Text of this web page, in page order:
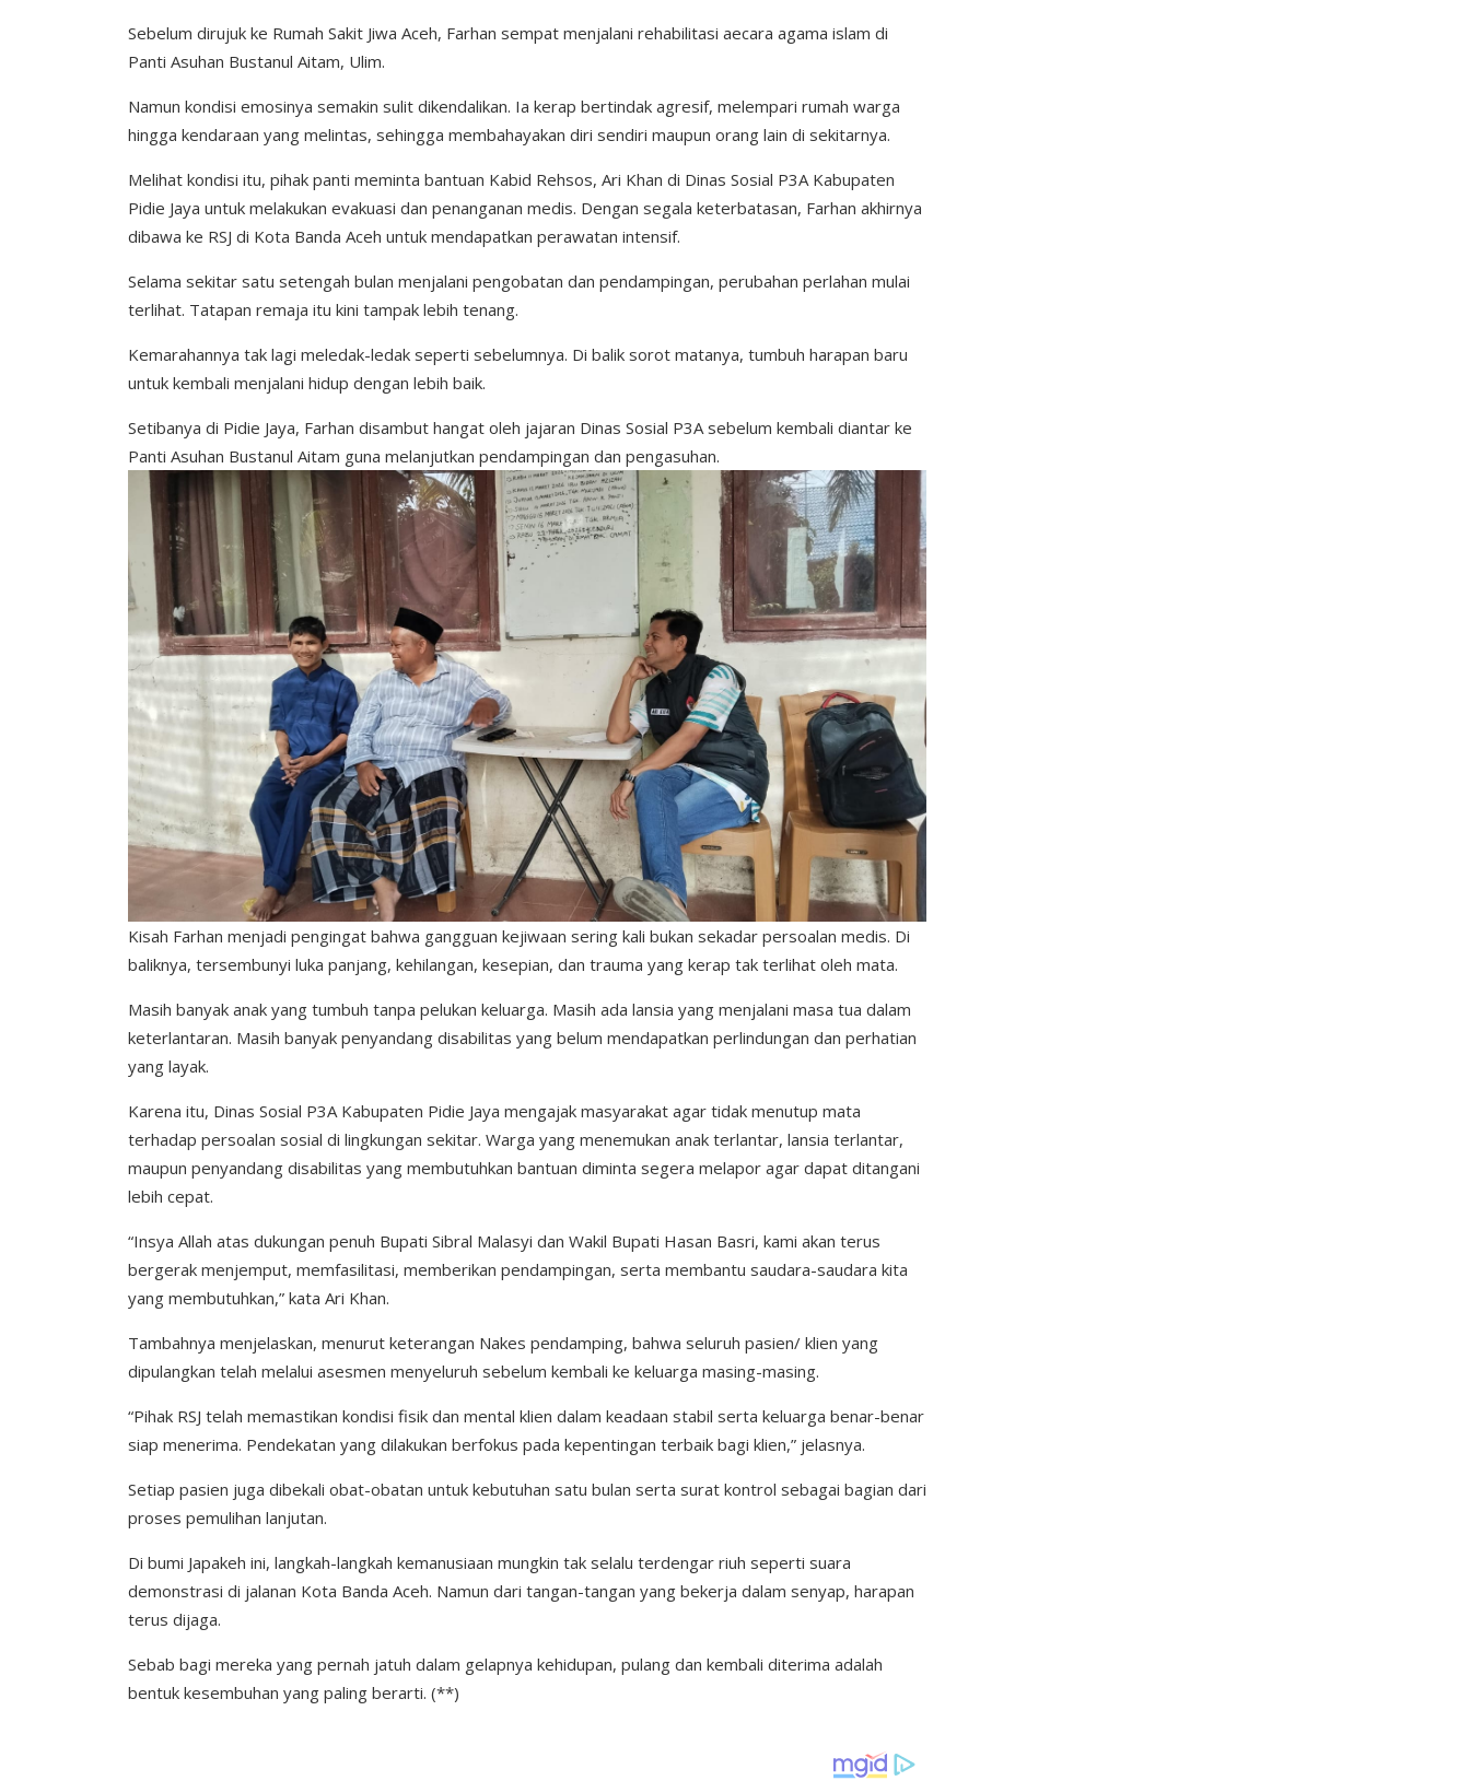
Sebelum dirujuk ke Rumah Sakit Jiwa Aceh, Farhan sempat menjalani rehabilitasi aecara agama islam di
Panti Asuhan Bustanul Aitam, Ulim.
Namun kondisi emosinya semakin sulit dikendalikan. Ia kerap bertindak agresif, melempari rumah warga
hingga kendaraan yang melintas, sehingga membahayakan diri sendiri maupun orang lain di sekitarnya.
Melihat kondisi itu, pihak panti meminta bantuan Kabid Rehsos, Ari Khan di Dinas Sosial P3A Kabupaten
Pidie Jaya untuk melakukan evakuasi dan penanganan medis. Dengan segala keterbatasan, Farhan akhirnya
dibawa ke RSJ di Kota Banda Aceh untuk mendapatkan perawatan intensif.
Selama sekitar satu setengah bulan menjalani pengobatan dan pendampingan, perubahan perlahan mulai
terlihat. Tatapan remaja itu kini tampak lebih tenang.
Kemarahannya tak lagi meledak-ledak seperti sebelumnya. Di balik sorot matanya, tumbuh harapan baru
untuk kembali menjalani hidup dengan lebih baik.
Setibanya di Pidie Jaya, Farhan disambut hangat oleh jajaran Dinas Sosial P3A sebelum kembali diantar ke
Panti Asuhan Bustanul Aitam guna melanjutkan pendampingan dan pengasuhan.
Kisah Farhan menjadi pengingat bahwa gangguan kejiwaan sering kali bukan sekadar persoalan medis. Di
baliknya, tersembunyi luka panjang, kehilangan, kesepian, dan trauma yang kerap tak terlihat oleh mata.
Masih banyak anak yang tumbuh tanpa pelukan keluarga. Masih ada lansia yang menjalani masa tua dalam
keterlantaran. Masih banyak penyandang disabilitas yang belum mendapatkan perlindungan dan perhatian
yang layak.
Karena itu, Dinas Sosial P3A Kabupaten Pidie Jaya mengajak masyarakat agar tidak menutup mata
terhadap persoalan sosial di lingkungan sekitar. Warga yang menemukan anak terlantar, lansia terlantar,
maupun penyandang disabilitas yang membutuhkan bantuan diminta segera melapor agar dapat ditangani
lebih cepat.
“Insya Allah atas dukungan penuh Bupati Sibral Malasyi dan Wakil Bupati Hasan Basri, kami akan terus
bergerak menjemput, memfasilitasi, memberikan pendampingan, serta membantu saudara-saudara kita
yang membutuhkan,” kata Ari Khan.
Tambahnya menjelaskan, menurut keterangan Nakes pendamping, bahwa seluruh pasien/ klien yang
dipulangkan telah melalui asesmen menyeluruh sebelum kembali ke keluarga masing-masing.
“Pihak RSJ telah memastikan kondisi fisik dan mental klien dalam keadaan stabil serta keluarga benar-benar
siap menerima. Pendekatan yang dilakukan berfokus pada kepentingan terbaik bagi klien,” jelasnya.
Setiap pasien juga dibekali obat-obatan untuk kebutuhan satu bulan serta surat kontrol sebagai bagian dari
proses pemulihan lanjutan.
Di bumi Japakeh ini, langkah-langkah kemanusiaan mungkin tak selalu terdengar riuh seperti suara
demonstrasi di jalanan Kota Banda Aceh. Namun dari tangan-tangan yang bekerja dalam senyap, harapan
terus dijaga.
Sebab bagi mereka yang pernah jatuh dalam gelapnya kehidupan, pulang dan kembali diterima adalah
bentuk kesembuhan yang paling berarti. (**)